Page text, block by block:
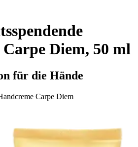
Diem, 50 ml
für die Hände
Carpe Diem